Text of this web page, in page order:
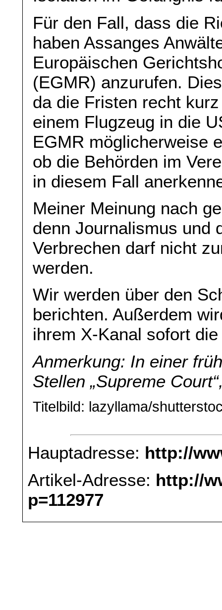
Für den Fall, dass die
haben Assanges
Europäischen
(EGMR) anzurufen.
da die Fristen recht
einem Flugzeug in die
EGMR möglicherweise
ob die Behörden im
in diesem Fall
Meiner Meinung nach
denn Journalismus und
Verbrechen darf nicht
werden.
Wir werden über den
berichten. Außerdem
ihrem X-Kanal sofort
Anmerkung: In einer
Stellen „Supreme
Titelbild: lazyllama/
Hauptadresse: http://
Artikel-Adresse: http://
p=112977